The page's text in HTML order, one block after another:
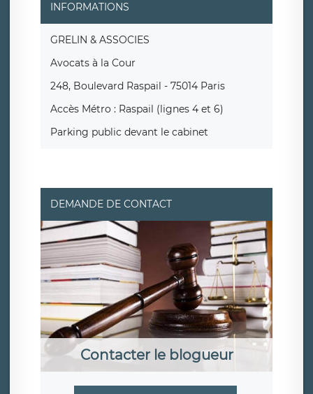
INFORMATIONS
GRELIN & ASSOCIES
Avocats à la Cour
248, Boulevard Raspail - 75014 Paris
Accès Métro : Raspail (lignes 4 et 6)
Parking public devant le cabinet
DEMANDE DE CONTACT
Contacter le blogueur